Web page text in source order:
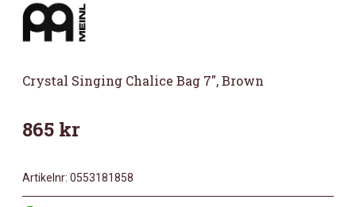
Crystal Singing Chalice Bag 7″, Brown
865 kr
Artikelnr: 0553181858